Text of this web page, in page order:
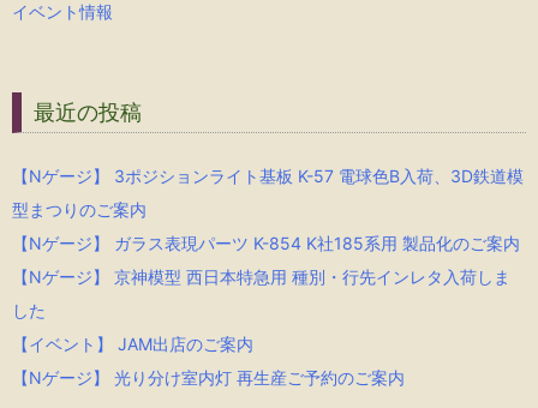
イベント情報
最近の投稿
【Nゲージ】 3ポジションライト基板 K-57 電球色B入荷、3D鉄道模
型まつりのご案内
【Nゲージ】 ガラス表現パーツ K-854 K社185系用 製品化のご案内
【Nゲージ】 京神模型 西日本特急用 種別・行先インレタ入荷しま
した
【イベント】 JAM出店のご案内
【Nゲージ】 光り分け室内灯 再生産ご予約のご案内